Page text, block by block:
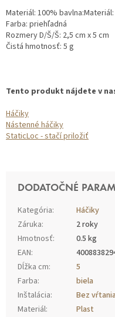
Materiál: 100%
Farba: priehľadná
Rozmery D/Š/Š: 2,5 cm x 5 cm
Čistá hmotnosť: 5 g
Tento produkt nájdete v
Háčiky
Nástenné háčiky
StaticLoc - stačí priložiť
DODATOČNÉ
Kategória:
Háčiky
Záruka:
2 roky
Hmotnosť:
0.5 kg
EAN:
Dĺžka cm:
5
Farba:
biela
Inštalácia:
Bez
Materiál:
Plast